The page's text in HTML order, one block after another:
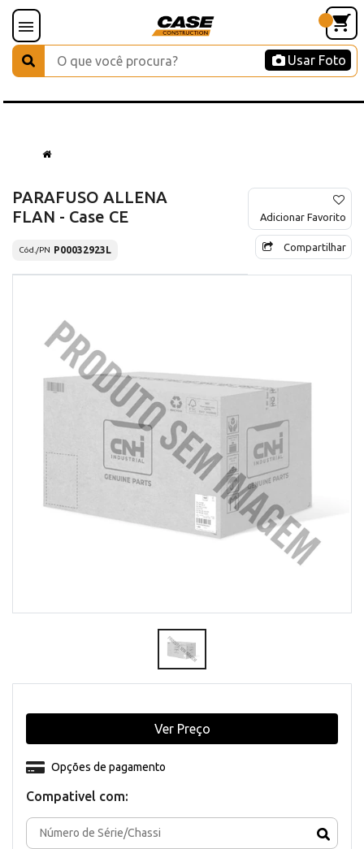
Usar Foto
PARAFUSO ALLENA
FLAN - Case CE
Cód./PN P00032923L
Adicionar Favorito
Compartilhar
Compativel com:
Opções de pagamento
Ver Preço